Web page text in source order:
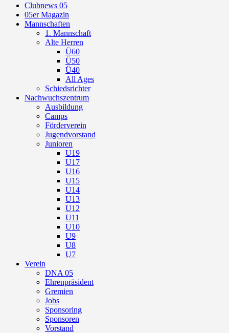
Clubnews 05
05er Magazin
Mannschaften
1. Mannschaft
Alte Herren
Ü60
Ü50
Ü40
All Ages
Schiedsrichter
Nachwuchszentrum
Ausbildung
Camps
Förderverein
Jugendvorstand
Junioren
U19
U17
U16
U15
U14
U13
U12
U11
U10
U9
U8
U7
Verein
DNA 05
Ehrenpräsident
Gremien
Jobs
Sponsoring
Sponsoren
Vorstand